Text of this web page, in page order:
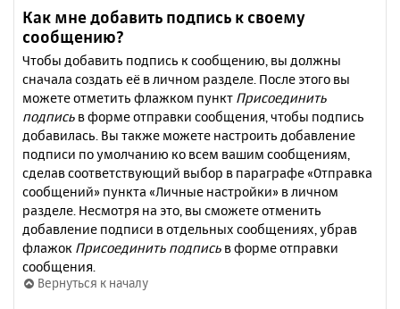
Как мне добавить подпись к своему
сообщению?
Чтобы добавить подпись к сообщению, вы должны
сначала создать её в личном разделе. После этого вы
можете отметить флажком пункт Присоединить
подпись в форме отправки сообщения, чтобы подпись
добавилась. Вы также можете настроить добавление
подписи по умолчанию ко всем вашим сообщениям,
сделав соответствующий выбор в параграфе «Отправка
сообщений» пункта «Личные настройки» в личном
разделе. Несмотря на это, вы сможете отменить
добавление подписи в отдельных сообщениях, убрав
флажок Присоединить подпись в форме отправки
сообщения.
Вернуться к началу